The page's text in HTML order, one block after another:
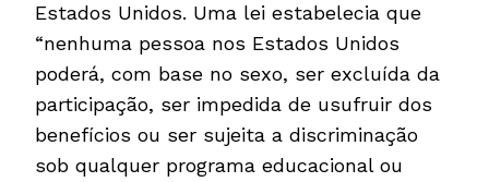
Estados Unidos. Uma lei estabelecia que
“nenhuma pessoa nos Estados Unidos
poderá, com base no sexo, ser excluída da
participação, ser impedida de usufruir dos
benefícios ou ser sujeita a discriminação
sob qualquer programa educacional ou